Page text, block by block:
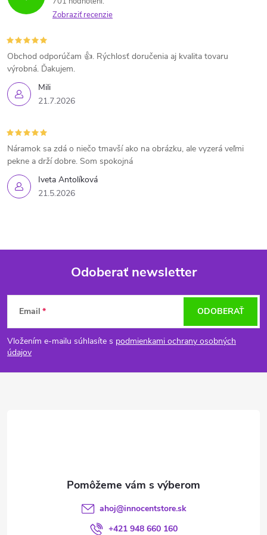
Zobraziť recenzie
Mili
21.7.2026
Obchod odporúčam 👍. Rýchlosť doručenia aj kvalita tovaru
výrobná. Ďakujem.
Iveta Antolíková
21.5.2026
Náramok sa zdá o niečo tmavší ako na obrázku, ale vyzerá veľmi
pekne a drží dobre. Som spokojná
Z
á
p
Odoberať newsletter
Email
Vložením e-mailu súhlasíte s podmienkami ochrany osobných
údajov
ODOBERAŤ
ahoj@innocentstore.sk
+421 948 660 160